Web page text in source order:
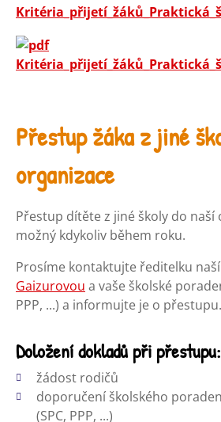
Přestup žáka z jiné
organizace
Přestup dítěte z jiné školy do naší
možný kdykoliv během roku.
Prosíme kontaktujte ředitelku
Gaizurovou a vaše školské
PPP, ...) a informujte je o přestupu.
Doložení dokladů při přestupu:
žádost rodičů
doporučení školského
(SPC, PPP, ...)